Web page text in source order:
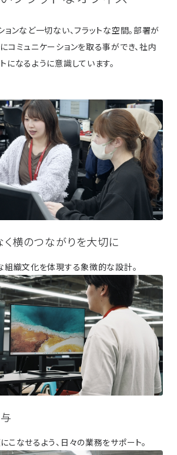
ョンなど一切ない、フラットな空間。部署が
コミュニケーションを取る事ができ、社内
になるように意識しています。
横のつながりを大切に
組織文化を体現する象徴的な設計。
こなせるよう、日々の業務をサポート。